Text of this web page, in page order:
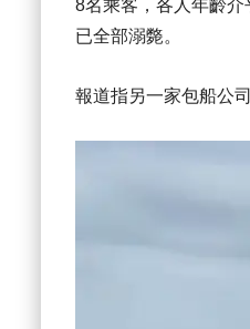
8名乘客，各人年齡
已全部溺斃。
報道指另一家包船公